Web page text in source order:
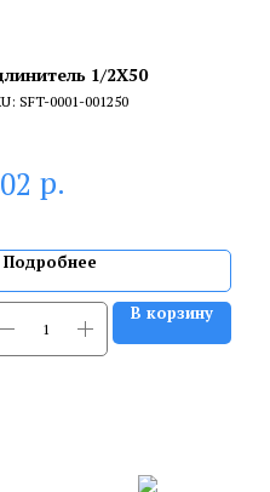
1/2X50
SFT-0001-001250
р.
Подробнее
В корзину